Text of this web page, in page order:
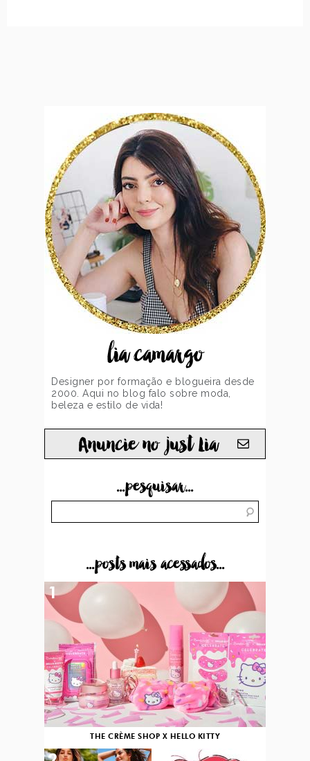
lia camargo
Designer por formação e blogueira desde
2000. Aqui no blog falo sobre moda,
beleza e estilo de vida!
Anuncie no just Lia
...pesquisar...
...posts mais acessados...
THE CRÈME SHOP X HELLO KITTY
1